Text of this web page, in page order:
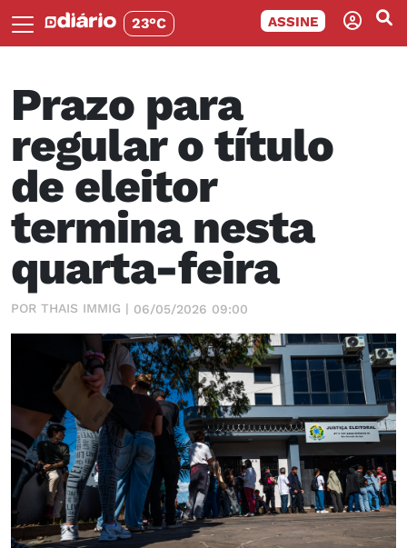
23°C ASSINE
Prazo para
regular o título
de eleitor
termina nesta
quarta-feira
POR THAIS IMMIG | 06/05/2026 09:00